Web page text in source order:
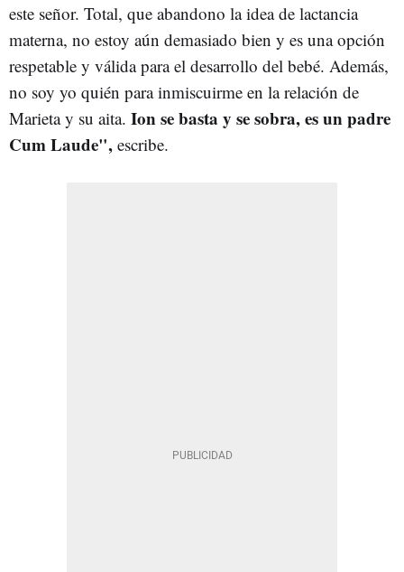
este señor. Total, que abandono la idea de lactancia
materna, no estoy aún demasiado bien y es una opción
respetable y válida para el desarrollo del bebé. Además,
no soy yo quién para inmiscuirme en la relación de
Marieta y su aita. Ion se basta y se sobra, es un padre
Cum Laude", escribe.